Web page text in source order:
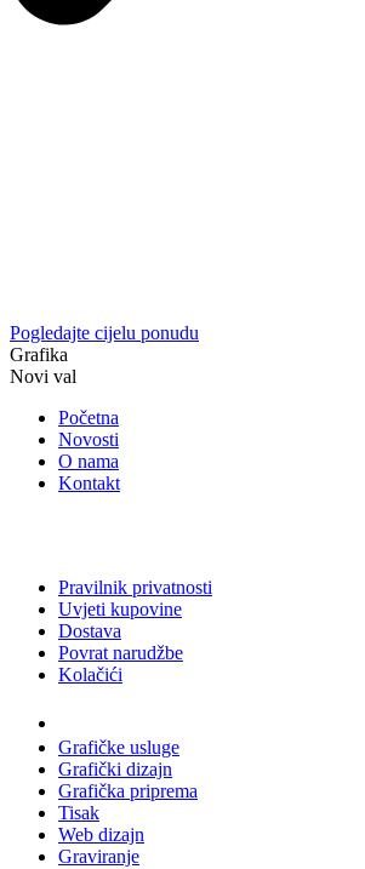
Pogledajte cijelu ponudu
Grafika
Novi val
Početna
Novosti
O nama
Kontakt
Pravilnik privatnosti
Uvjeti kupovine
Dostava
Povrat narudžbe
Kolačići
Grafičke usluge
Grafički dizajn
Grafička priprema
Tisak
Web dizajn
Graviranje